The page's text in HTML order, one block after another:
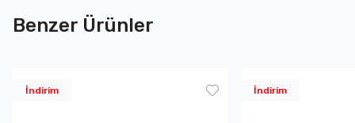
Benzer Ürünler
İndirim İndirim